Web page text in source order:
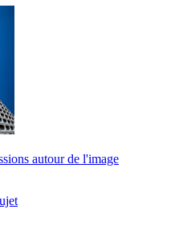
autour de l'image